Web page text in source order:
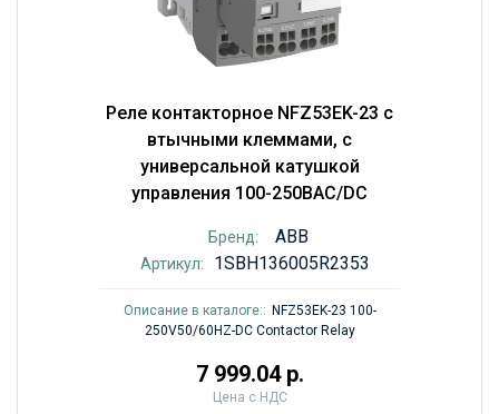
Реле контакторное NFZ53EK-23 с
втычными клеммами, с
универсальной катушкой
управления 100-250BAC/DC
Бренд: ABB
Артикул: 1SBH136005R2353
Описание в каталоге:: NFZ53EK-23 100-
250V50/60HZ-DC Contactor Relay
7 999.04 р.
Цена с НДС